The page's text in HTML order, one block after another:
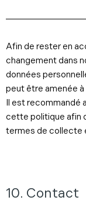
Afin de rester en
changement dans
données
peut être amenée
Il est recommandé
cette politique afin
termes de collecte
10. Contact